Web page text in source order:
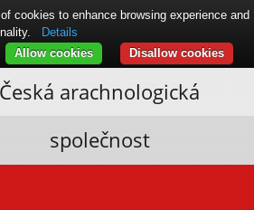
Česká arachnologická
společnost
cookies to enhance browsing experience and
Details
Disallow cookies
Allow cookies